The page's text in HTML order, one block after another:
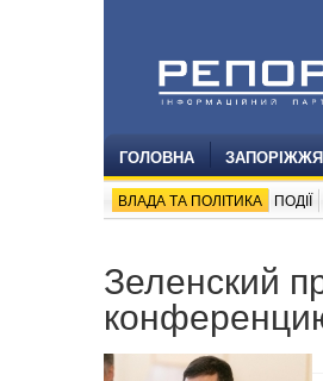
ГОЛОВНА ЗАПОРІЖЖЯ
ВЛАДА ТА ПОЛІТИКА ПОДІЇ
Зеленский